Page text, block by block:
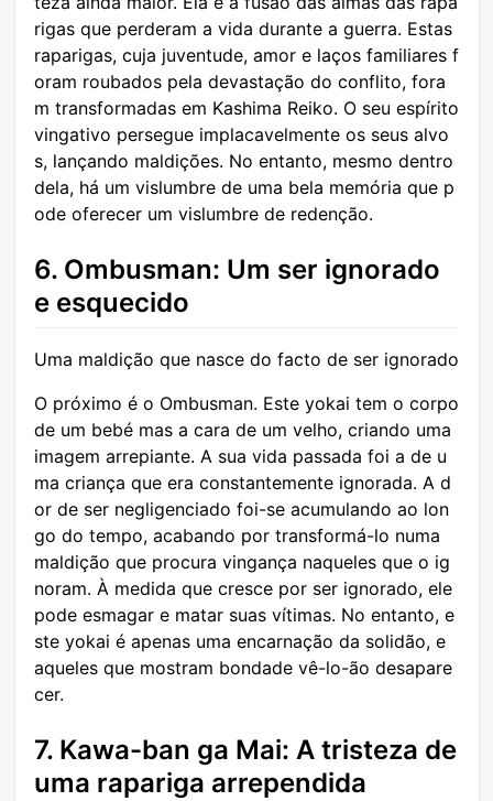
rigas que perderam a vida durante a guerra. Estas
raparigas, cuja juventude, amor e laços familiares f
oram roubados pela devastação do conflito, fora
m transformadas em Kashima Reiko. O seu espírito
vingativo persegue implacavelmente os seus alvo
s, lançando maldições. No entanto, mesmo dentro
dela, há um vislumbre de uma bela memória que p
ode oferecer um vislumbre de redenção.
6. Ombusman: Um ser ignorado
e esquecido
Uma maldição que nasce do facto de ser ignorado
O próximo é o Ombusman. Este yokai tem o corpo
de um bebé mas a cara de um velho, criando uma
imagem arrepiante. A sua vida passada foi a de u
ma criança que era constantemente ignorada. A d
or de ser negligenciado foi-se acumulando ao lon
go do tempo, acabando por transformá-lo numa
maldição que procura vingança naqueles que o ig
noram. À medida que cresce por ser ignorado, ele
pode esmagar e matar suas vítimas. No entanto, e
ste yokai é apenas uma encarnação da solidão, e
aqueles que mostram bondade vê-lo-ão desapare
cer.
7. Kawa-ban ga Mai: A tristeza de
uma rapariga arrependida